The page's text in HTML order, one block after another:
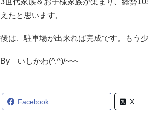
えたと思います。
後は、駐車場が出来れば完成です。もう
By いしかわ(^.^)/~~~
Facebook X